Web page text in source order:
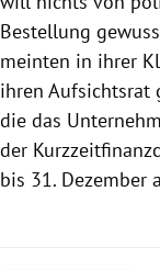
Bestellung
meinten in ihrer
ihren Aufsichtsrat
die das
der
bis 31. Dezember